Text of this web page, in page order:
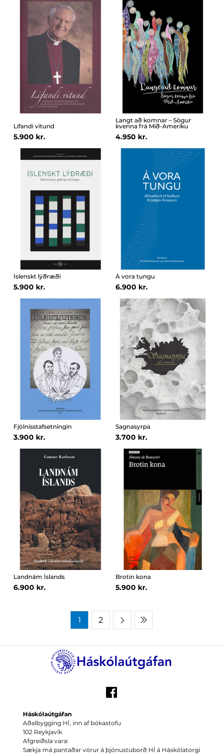
Lifandi vitund
5.900 kr.
Langt að komnar – Sögur
kvenna frá Mið-Ameríku
4.950 kr.
Íslenskt lýðræði
5.900 kr.
Á vora tungu
6.900 kr.
Fjölnisstafsetningin
3.900 kr.
Sagnasyrpa
3.700 kr.
Landnám Íslands
6.900 kr.
Brotin kona
5.900 kr.
1 2
Háskólaútgáfan
Aðalbygging HÍ, inn af bókastofu
102 Reykjavík
Afgreiðsla vara:
Sækja má pantaðar vörur á þjónustuborð HÍ á Háskólatorgi